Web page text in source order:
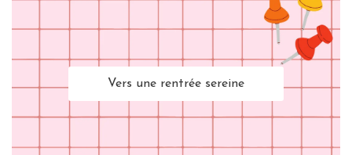
Vers une rentrée sereine